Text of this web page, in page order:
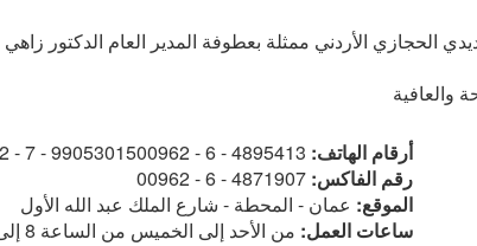
الأردني ممثلة بعطوفة المدير العام الدكتور زاهي
والعافية
أرقام الهاتف: 00962 - 6 - 4895413
- 7 - 99053015
رقم الفاكس: 00962 - 6 - 4871907
الموقع: عمان - المحطة - شارع الملك عبد الله الأول
ساعات العمل: من الأحد إلى الخميس من الساعة 8 إلى الساعة 4